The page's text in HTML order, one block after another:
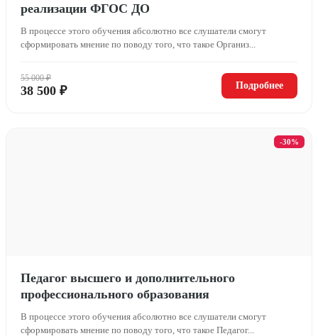
реализации ФГОС ДО
В процессе этого обучения абсолютно все слушатели смогут
сформировать мнение по поводу того, что такое Организ...
55 000 ₽
38 500 ₽ Подробнее
-30%
Педагог высшего и дополнительного
профессионального образования
В процессе этого обучения абсолютно все слушатели смогут
сформировать мнение по поводу того, что такое Педагог...